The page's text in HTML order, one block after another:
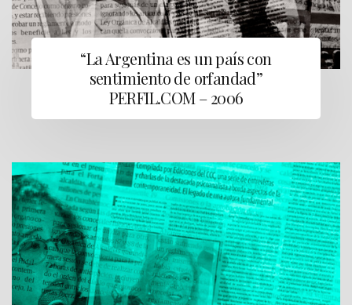
“La Argentina es un país con
sentimiento de orfandad”
PERFIL.COM – 2006